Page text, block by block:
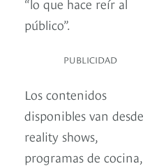
público”.
PUBLICIDAD
Los contenidos
disponibles van desde
reality shows,
programas de cocina,